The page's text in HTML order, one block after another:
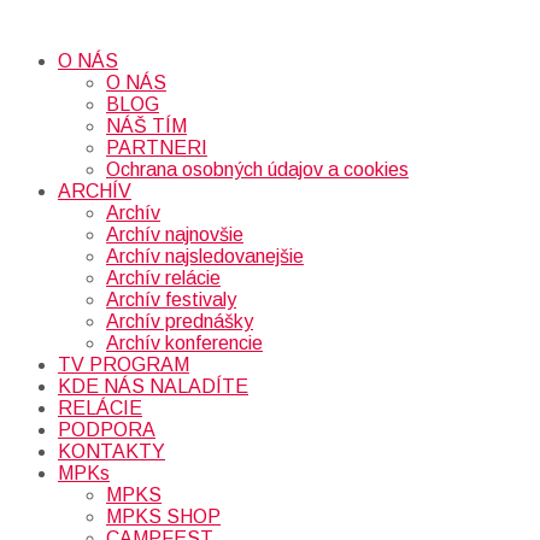
O NÁS
O NÁS
BLOG
NÁŠ TÍM
PARTNERI
Ochrana osobných údajov a cookies
ARCHÍV
Archív
Archív najnovšie
Archív najsledovanejšie
Archív relácie
Archív festivaly
Archív prednášky
Archív konferencie
TV PROGRAM
KDE NÁS NALADÍTE
RELÁCIE
PODPORA
KONTAKTY
MPKs
MPKS
MPKS SHOP